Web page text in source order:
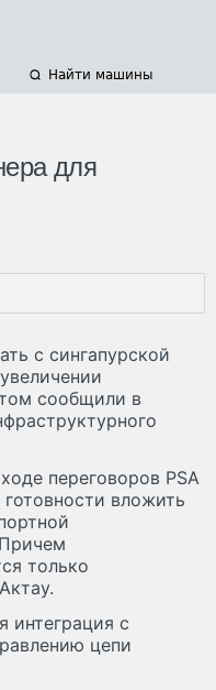
Найти машины
для
с сингапурской
сообщили в
переговоров PSA
вложить
только
интеграция с
цепи